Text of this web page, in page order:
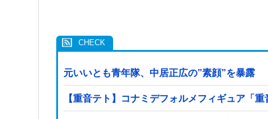
元いいとも青年隊、中居正広の”素顔”を暴露
【重音テト】コナミデフォルメフィギュア「